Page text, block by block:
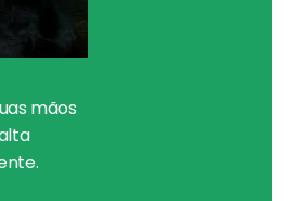
mãos